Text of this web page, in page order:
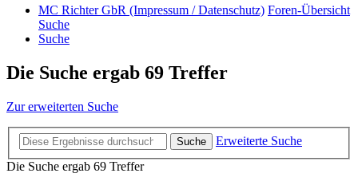
MC Richter GbR (Impressum / Datenschutz) Foren-Übersicht
Suche
Suche
Die Suche ergab 69 Treffer
Zur erweiterten Suche
Suche
Erweiterte Suche
Die Suche ergab 69 Treffer